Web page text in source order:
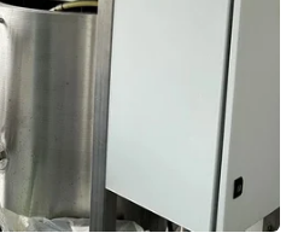
trả tiền học phí
dẫn phụ huynh làm
(truy cập bất hợp pháp)
huynh nhằm chiếm đoạt